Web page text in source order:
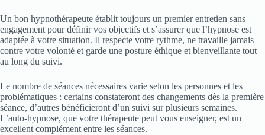
Un bon hypnothérapeute établit toujours un premier entretien sans
engagement pour définir vos objectifs et s’assurer que l’hypnose est
adaptée à votre situation. Il respecte votre rythme, ne travaille jamais
contre votre volonté et garde une posture éthique et bienveillante tout
au long du suivi.
Le nombre de séances nécessaires varie selon les personnes et les
problématiques : certains constateront des changements dès la première
séance, d’autres bénéficieront d’un suivi sur plusieurs semaines.
L’auto-hypnose, que votre thérapeute peut vous enseigner, est un
excellent complément entre les séances.